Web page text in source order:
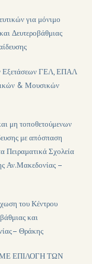
για μόνιμο
Δευτεροβάθμιας
Εξετάσεων ΓΕΛ, ΕΠΑΛ
& Μουσικών
μη τοποθετούμενων
με απόσπαση
Πειραματικά Σχολεία
Αν.Μακεδονίας –
του Κέντρου
και
Θράκης
ΕΠΙΛΟΓΗ ΤΩΝ